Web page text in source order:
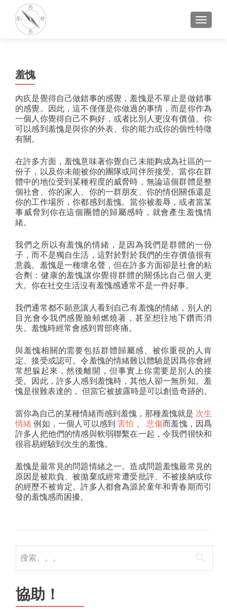
切換導
羞愧
內疚是覺得自己做錯事的感覺，羞愧是不單止是做錯事
的感覺。因此，這不僅僅是你做過的事情，而是你作為
一個人你覺得自己不夠好，或者比別人更沒有價值。你
可以感到羞愧是與你的外表、你的能力或你的個性特徵
有關。
在許多方面，羞愧意味著你覺自己未能夠成為社區的一
份子，以及你未能被你的團隊或同伴所接受。當你在群
體中的地位受到某種程度的威脅時，無論這個群體是整
個社會、你的家人、你的一群朋友、你的情侶關係還是
你的工作場所，你都感到羞愧。當你被羞辱，或者當某
事威脅到你在這個團體的歸屬感時，就會產生羞愧情
緒。
我們之所以有羞愧的情緒，是因為我們是群體的一份
子，而不是獨自生活，這對於對於我們的生存價值很有
意義。羞愧是一種壞名聲，但在許多方面卻是社會的粘
合劑：健康的羞愧讓你覺得群體的關係比自己個人更
大。你在社交生活沒有羞愧感通常不是一件好事。
我們通常都不願意讓人看到自己有羞愧的情緒，別人的
目光會令我們感覺臉頰燃燒著，甚至想往地下鑽而消
失。羞愧時經常會感到胃部疼痛。
與羞愧相關的需要包括群體歸屬感、被你重視的人肯
定、接受或認可。令羞愧的情緒難以體驗是因爲你會經
常想躲起來，然後離開，但事實上你需要是別人的接
受。因此，許多人感到羞愧時，其他人卻一無所知。羞
愧是很難表達的， 但當它被披露時是可以創造奇跡的。
當你為自己的某種情緒而感到羞愧，那種羞愧就是 次生
情緒例如，一個人可以感到害怕 悲傷而羞愧，因爲
許多人把他們的情感與軟弱聯繫在一起，令我們很快和
很容易經驗到次生的羞愧。
羞愧是最常見的問題情緒之一。造成問題羞愧最常見的
原因是被欺負、被拋棄或經常遭受批評、不被接納或你
的經歷不被肯定。許多人都會為源於童年和青春期而引
發的羞愧感而困擾。
找：
協助！